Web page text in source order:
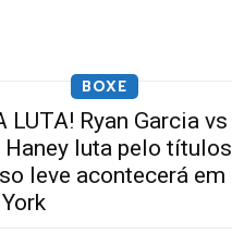
BOXE
LUTA! Ryan Garcia vs
Haney luta pelo títulos
leve acontecerá em